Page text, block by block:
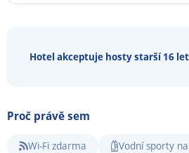
Hotel akceptuje hosty starší 16 let
Proč právě sem
Wi-Fi zdarma
Vodní sporty